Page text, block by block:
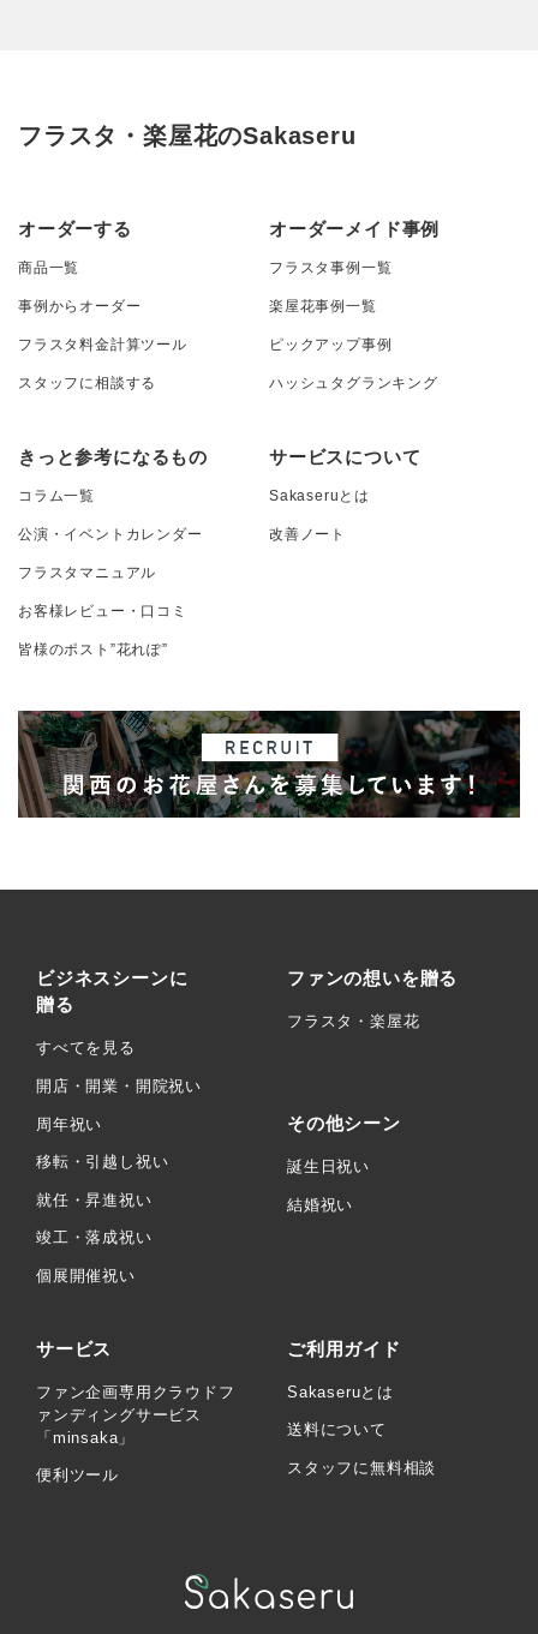
フラスタ・楽屋花のSakaseru
オーダーする
商品一覧
事例からオーダー
フラスタ料金計算ツール
スタッフに相談する
オーダーメイド事例
フラスタ事例一覧
楽屋花事例一覧
ピックアップ事例
ハッシュタグランキング
きっと参考になるもの
コラム一覧
公演・イベントカレンダー
フラスタマニュアル
お客様レビュー・口コミ
皆様のポスト”花れぽ”
サービスについて
Sakaseruとは
改善ノート
ビジネスシーンに
贈る
すべてを見る
開店・開業・開院祝い
周年祝い
移転・引越し祝い
就任・昇進祝い
竣工・落成祝い
個展開催祝い
ファンの想いを贈る
フラスタ・楽屋花
その他シーン
誕生日祝い
結婚祝い
サービス
ファン企画専用クラウドフ
ァンディングサービス
「minsaka」
便利ツール
ご利用ガイド
Sakaseruとは
送料について
スタッフに無料相談